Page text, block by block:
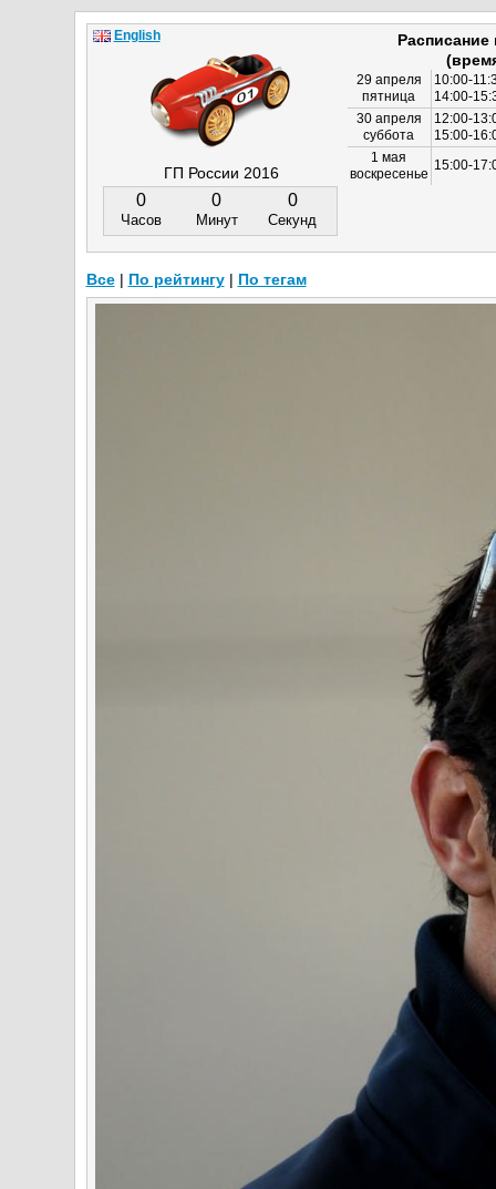
ГП России 2016
0
Часов
0
Минут
0
Секунд
29 апреля
пятница
10:00-
14:00-
30 апреля
суббота
12:00-
15:00-
1 мая
воскресенье
15:00-
English
Все| По рейтингу| По тегам